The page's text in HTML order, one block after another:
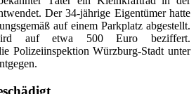
Der 34-jährige Eigentümer hatte
auf einem Parkplatz abgestellt.
auf etwa 500 Euro beziffert.
Polizeiinspektion Würzburg-Stadt unter